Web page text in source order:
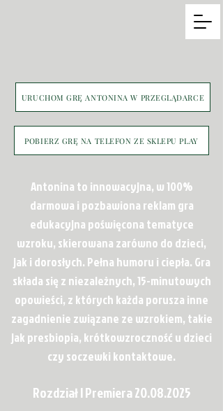
URUCHOM GRĘ ANTONINA W PRZEGLĄDARCE
POBIERZ GRĘ NA TELEFON ZE SKLEPU PLAY
Antonina to innowacyjna, w 100%
darmowa i pozbawiona reklam gra
edukacyjna poświęcona tematyce
wzroku, skierowana zarówno do dzieci,
jak i dorosłych. Pełna humoru i ciepła. Gra
składa się z niezależnych, 15-minutowych
opowieści, z których każda porusza inne
zagadnienie związane ze wzrokiem, takie
jak presbiopia, krótkowzroczność u dzieci
czy soczewki kontaktowe.
Rozdział I Premiera20.08.2025